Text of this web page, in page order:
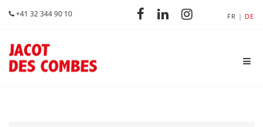
+41 32 344 90 10 FR DE